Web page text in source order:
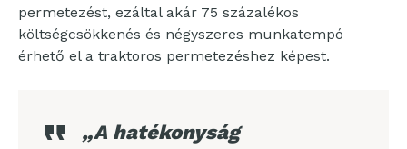
permetezést, ezáltal akár 75 százalékos
költségcsökkenés és négyszeres munkatempó
érhető el a traktoros permetezéshez képest.
„A hatékonyság